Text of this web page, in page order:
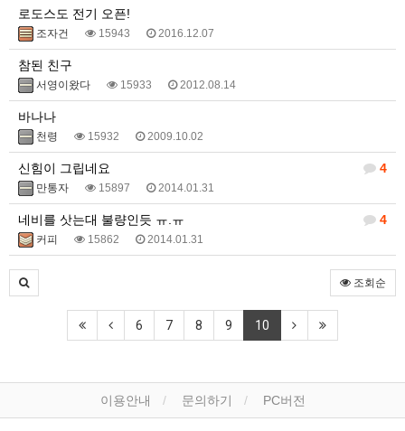
로도스도 전기 오픈!
조자건 15943 2016.12.07
참된 친구
서영이왔다 15933 2012.08.14
바나나
천령 15932 2009.10.02
4
신힘이 그립네요
만통자 15897 2014.01.31
4
네비를 삿는대 불량인듯 ㅠ.ㅠ
커피 15862 2014.01.31
조회순
6 7 8 9 10
이용안내 문의하기 PC버전